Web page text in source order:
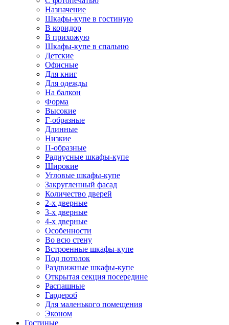
Назначение
Шкафы-купе в гостиную
В коридор
В прихожую
Шкафы-купе в спальню
Детские
Офисные
Для книг
Для одежды
На балкон
Форма
Высокие
Г-образные
Длинные
Низкие
П-образные
Радиусные шкафы-купе
Широкие
Угловые шкафы-купе
Закругленный фасад
Количество дверей
2-х дверные
3-х дверные
4-х дверные
Особенности
Во всю стену
Встроенные шкафы-купе
Под потолок
Раздвижные шкафы-купе
Открытая секция посередине
Распашные
Гардероб
Для маленького помещения
Эконом
Гостиные